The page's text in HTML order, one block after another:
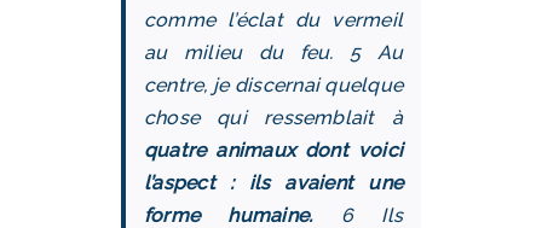
comme l’éclat du vermeil
au milieu du feu. 5 Au
centre, je discernai quelque
chose qui ressemblait à
quatre animaux dont voici
l’aspect : ils avaient une
forme humaine.6 Ils